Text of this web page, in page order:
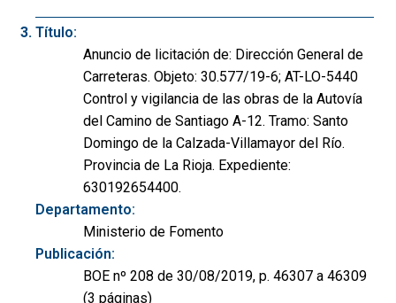
Título:
Anuncio de licitación de: Dirección General de
Carreteras. Objeto: 30.577/19-6; AT-LO-5440
Control y vigilancia de las obras de la Autovía
del Camino de Santiago A-12. Tramo: Santo
Domingo de la Calzada-Villamayor del Río.
Provincia de La Rioja. Expediente:
630192654400.
Departamento:
Ministerio de Fomento
Publicación:
BOE nº 208 de 30/08/2019, p. 46307 a 46309
(3 páginas)